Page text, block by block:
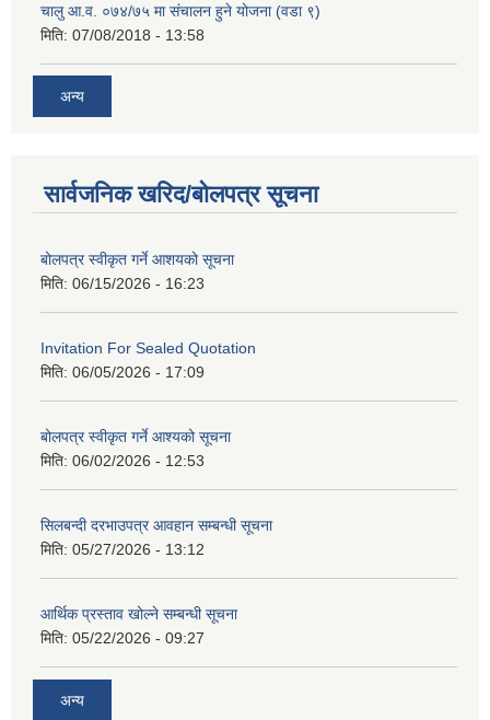
चालु आ.व. ०७४/७५ मा संचालन हुने योजना (वडा ९)
मिति: 07/08/2018 - 13:58
अन्य
सार्वजनिक खरिद/बोलपत्र सूचना
बोलपत्र स्वीकृत गर्ने आशयको सूचना
मिति: 06/15/2026 - 16:23
Invitation For Sealed Quotation
मिति: 06/05/2026 - 17:09
बोलपत्र स्वीकृत गर्ने आश्यको सूचना
मिति: 06/02/2026 - 12:53
सिलबन्दी दरभाउपत्र आवहान सम्बन्धी सूचना
मिति: 05/27/2026 - 13:12
आर्थिक प्रस्ताव खोल्ने सम्बन्धी सूचना
मिति: 05/22/2026 - 09:27
अन्य